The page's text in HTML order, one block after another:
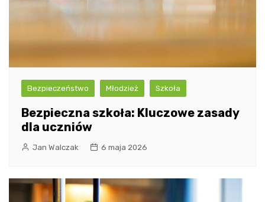
Bezpieczeństwo Młodzież Szkoła
Bezpieczna szkoła: Kluczowe zasady
dla uczniów
Jan Walczak 6 maja 2026